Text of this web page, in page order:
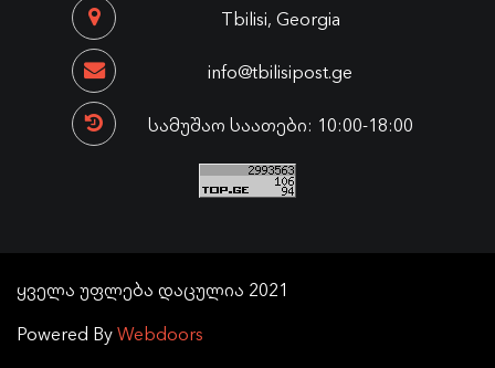
Tbilisi, Georgia
info@tbilisipost.ge
სამუშაო საათები: 10:00-18:00
ყველა უფლება დაცულია 2021
Powered ByWebdoors